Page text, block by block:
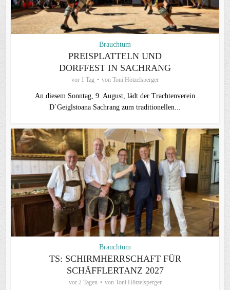
Brauchtum
PREISPLATTELN UND
DORFFEST IN SACHRANG
vor 1 Tag von Toni Hötzelsperger
An diesem Sonntag, 9. August, lädt der Trachtenverein
D`Geiglstoana Sachrang zum traditionellen...
Brauchtum
TS: SCHIRMHERRSCHAFT FÜR
SCHÄFFLERTANZ 2027
vor 2 Tagen von Toni Hötzelsperger